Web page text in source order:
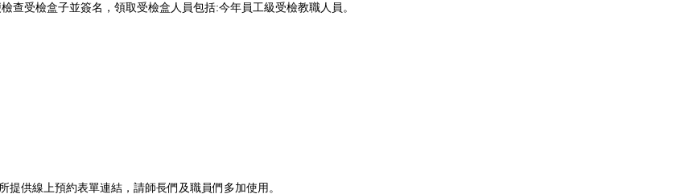
受檢盒子並簽名，領取受檢盒人員包括:今年員工級受檢教職人員。
供線上預約表單連結，請師長們及職員們多加使用。